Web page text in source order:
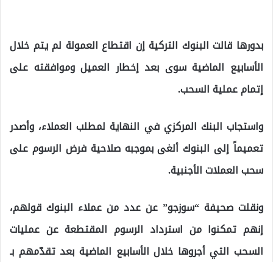
بدورها قالت البنوك التركية إن اقتطاع العمولة لم يتم خلال
الأسابيع الماضية سوى بعد إخطار العميل وموافقته على
إتمام عملية السحب.
واستجاب البنك المركزي في النهاية لمطلب العملاء، وأصدر
تعميماً إلى البنوك ألغى بموجبه صلاحية فرض الرسوم على
سحب العملات الأجنبية.
ونقلت صحيفة “سوزجو” عن عدد من عملاء البنوك قولهم،
إنهم تمكنوا من استرداد الرسوم المقتطعة عن عمليات
السحب التي أجروها خلال الأسابيع الماضية بعد تقدّمهم بـ